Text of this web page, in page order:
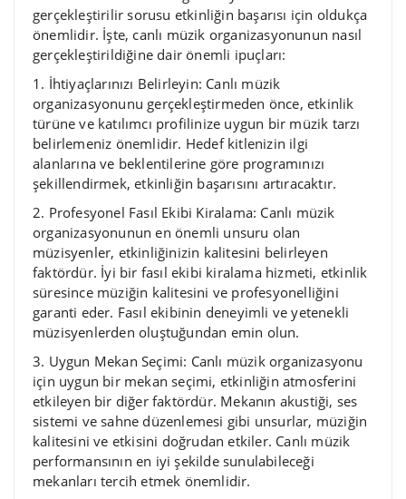
gerçekleştirilir sorusu etkinliğin başarısı için oldukça
önemlidir. İşte, canlı müzik organizasyonunun nasıl
gerçekleştirildiğine dair önemli ipuçları:
1. İhtiyaçlarınızı Belirleyin: Canlı müzik
organizasyonunu gerçekleştirmeden önce, etkinlik
türüne ve katılımcı profilinize uygun bir müzik tarzı
belirlemeniz önemlidir. Hedef kitlenizin ilgi
alanlarına ve beklentilerine göre programınızı
şekillendirmek, etkinliğin başarısını artıracaktır.
2. Profesyonel Fasıl Ekibi Kiralama: Canlı müzik
organizasyonunun en önemli unsuru olan
müzisyenler, etkinliğinizin kalitesini belirleyen
faktördür. İyi bir fasıl ekibi kiralama hizmeti, etkinlik
süresince müziğin kalitesini ve profesyonelliğini
garanti eder. Fasıl ekibinin deneyimli ve yetenekli
müzisyenlerden oluştuğundan emin olun.
3. Uygun Mekan Seçimi: Canlı müzik organizasyonu
için uygun bir mekan seçimi, etkinliğin atmosferini
etkileyen bir diğer faktördür. Mekanın akustiği, ses
sistemi ve sahne düzenlemesi gibi unsurlar, müziğin
kalitesini ve etkisini doğrudan etkiler. Canlı müzik
performansının en iyi şekilde sunulabileceği
mekanları tercih etmek önemlidir.